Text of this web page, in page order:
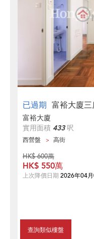
已過期 富裕大廈
富裕大廈
實用面積 433呎
西營盤 高街
查詢類似樓盤
HK$ 600萬
HK$ 550萬
上次降價日期 2026年04